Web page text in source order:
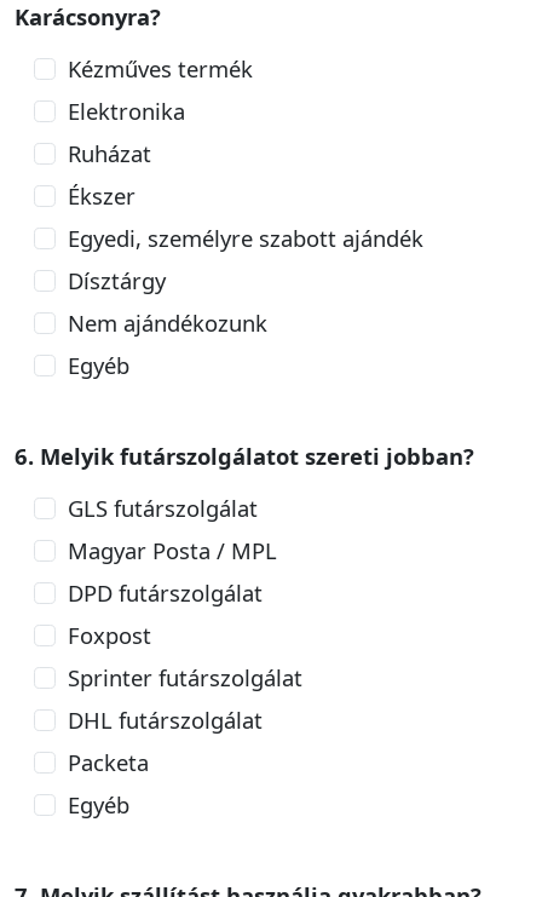
Karácsonyra?
Kézműves termék
Elektronika
Ruházat
Ékszer
Egyedi, személyre szabott ajándék
Dísztárgy
Nem ajándékozunk
Egyéb
6. Melyik futárszolgálatot szereti jobban?
GLS futárszolgálat
Magyar Posta / MPL
DPD futárszolgálat
Foxpost
Sprinter futárszolgálat
DHL futárszolgálat
Packeta
Egyéb